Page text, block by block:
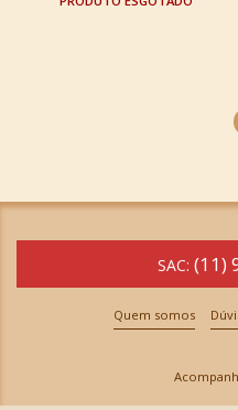
SAC: (11)
Quem somos